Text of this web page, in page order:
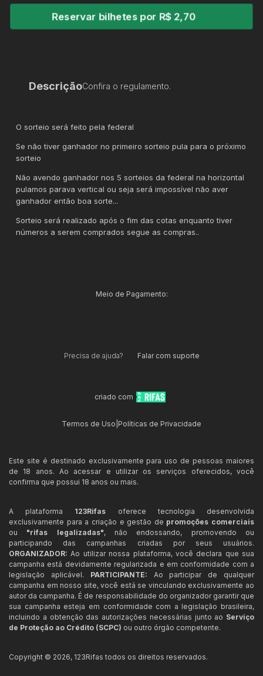
Reservar bilhetes por R$ 2,70
DescriçãoConfira o regulamento.
O sorteio será feito pela federal
Se não tiver ganhador no primeiro sorteio pula para o próximo
sorteio
Não avendo ganhador nos 5 sorteios da federal na horizontal
pulamos parava vertical ou seja será impossível não aver
ganhador então boa sorte...
Sorteio será realizado após o fim das cotas enquanto tiver
números a serem comprados segue as compras..
Meio de Pagamento:
Precisa de ajuda? Falar com suporte
criado com
Termos de Uso Políticas de Privacidade
Este site é destinado exclusivamente para uso de pessoas maiores
de 18 anos. Ao acessar e utilizar os serviços oferecidos, você
confirma que possui 18 anos ou mais.
A plataforma 123Rifas oferece tecnologia desenvolvida
exclusivamente para a criação e gestão de promoções comerciais
ou "rifas legalizadas", não endossando, promovendo ou
participando das campanhas criadas por seus usuários.
ORGANIZADOR: Ao utilizar nossa plataforma, você declara que sua
campanha está devidamente regularizada e em conformidade com a
legislação aplicável. PARTICIPANTE: Ao participar de qualquer
campanha em nosso site, você está se vinculando exclusivamente ao
autor da campanha. É de responsabilidade do organizador garantir que
sua campanha esteja em conformidade com a legislação brasileira,
incluindo a obtenção das autorizações necessárias junto ao Serviço
de Proteção ao Crédito (SCPC) ou outro órgão competente.
Copyright © 2026, 123Rifas todos os direitos reservados.